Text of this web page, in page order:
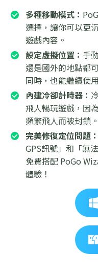
多種移動模式：
選擇，讓你可以更
遊戲內容。
設定虛擬位置： 手
還是國外的地點都
同時，也能繼續使
內建冷卻計時器：
飛人暢玩遊戲，因
頻繁飛人而被封鎖。
完美修復定位問題：
GPS訊號」和「無
免費搭配 PoGo
體驗！